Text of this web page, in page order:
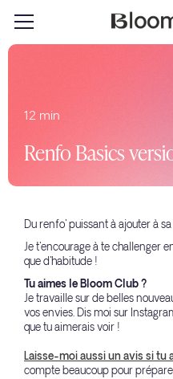
12 min
Renfo Basics
Du renfo' puissant à ajouter à
Je t'encourage à te challenger
que d'habitude !
Tu aimes le Bloom Club ?
Je travaille sur de belles
vos envies. Dis moi sur
que tu aimerais voir !
Laisse-moi aussi un avis si tu
compte beaucoup pour